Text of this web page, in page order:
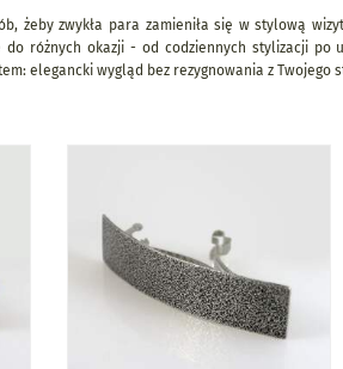
żeby zwykła para zamieniła się w stylową
do różnych okazji - od codziennych stylizacji
elegancki wygląd bez rezygnowania z Twojego